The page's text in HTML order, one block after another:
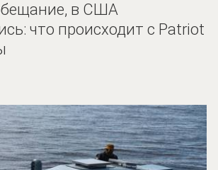
в США
что происходит с Patriot